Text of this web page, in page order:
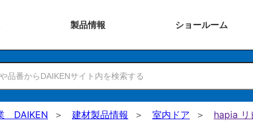
製品情報 ショールーム
DAIKEN 建材製品情報 室内ドア hapia リ